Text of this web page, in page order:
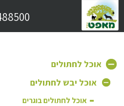
7488500
אוכל לחתולים
אוכל יבש לחתולים
אוכל לחתולים בוגרים